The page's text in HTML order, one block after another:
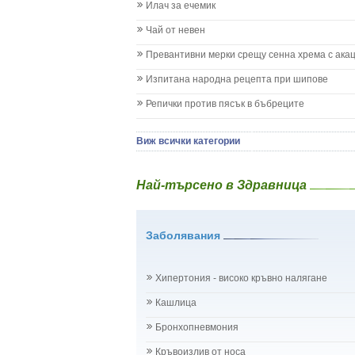
Кашлица при бебето и детето
Колики
Менингит
Млечница
Нощно напикаване - енуреза
Плач
Проблеми с очите на бебето и детето
Рубеола
Температура - висока
Хрема при бебето и детето
Илач за ечемик
Чай от невен
Превантивни мерки срещу сенна хрема с
Изпитана народна рецепта при шипове
Репички против пясък в бъбреците
Виж всички категории
Най-търсено в Здравница
Заболявания
Хипертония - високо кръвно налягане
Кашлица
Бронхопневмония
Кръвоизлив от носа